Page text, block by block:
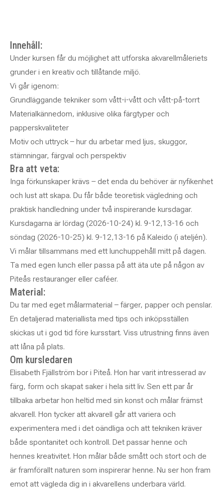
Innehåll:
Under kursen får du möjlighet att utforska akvarellmåleriets
grunder i en kreativ och tillåtande miljö.
Vi går igenom:
Grundläggande tekniker som vått-i-vått och vått-på-torrt
Materialkännedom, inklusive olika färgtyper och
papperskvaliteter
Motiv och uttryck – hur du arbetar med ljus, skuggor,
stämningar, färgval och perspektiv
Bra att veta:
Inga förkunskaper krävs – det enda du behöver är nyfikenhet
och lust att skapa. Du får både teoretisk vägledning och
praktisk handledning under två inspirerande kursdagar.
Kursdagarna är lördag (2026-10-24) kl. 9-12,13-16 och
söndag (2026-10-25) kl. 9-12,13-16 på Kaleido (i ateljén).
Vi målar tillsammans med ett lunchuppehåll mitt på dagen.
Ta med egen lunch eller passa på att äta ute på någon av
Piteås restauranger eller caféer.
Material:
Du tar med eget målarmaterial – färger, papper och penslar.
En detaljerad materiallista med tips och inköpsställen
skickas ut i god tid före kursstart. Viss utrustning finns även
att låna på plats.
Om kursledaren
Elisabeth Fjällström bor i Piteå. Hon har varit intresserad av
färg, form och skapat saker i hela sitt liv. Sen ett par år
tillbaka arbetar hon heltid med sin konst och målar främst
akvarell. Hon tycker att akvarell går att variera och
experimentera med i det oändliga och att tekniken kräver
både spontanitet och kontroll. Det passar henne och
hennes kreativitet. Hon målar både smått och stort och de
är framförallt naturen som inspirerar henne. Nu ser hon fram
emot att vägleda dig in i akvarellens underbara värld.